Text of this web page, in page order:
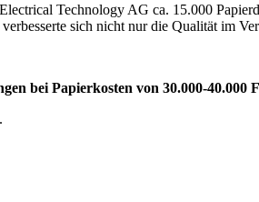
Technology AG ca. 15.000
verbesserte sich nicht nur die Qualität im
bei Papierkosten von 30.000-